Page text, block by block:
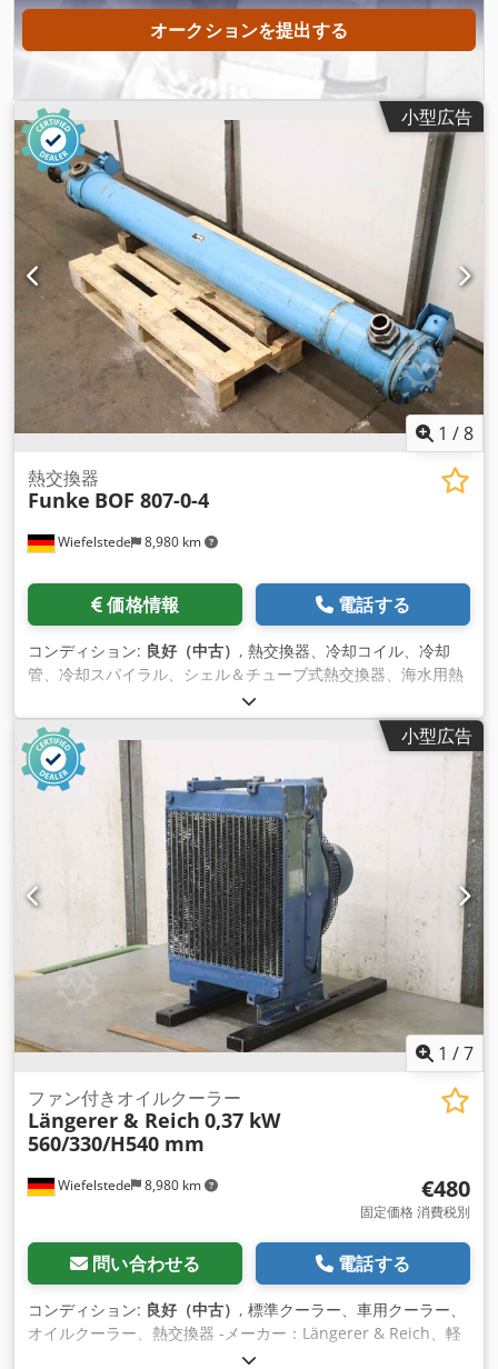
オークションを提出する
小型広告
1 /8
Wiefelstede 8,980 km
熱交換器
Funke BOF 807-0-4
価格情報 電話する
コンディション: 良好（中古） , 熱交換器、冷却コイル、冷却
管、冷却スパイラル、シェル＆チューブ式熱交換器、海水用熱
交換器 Crjdowu S Tfopfx Aa Esf - メーカー：Funke、シェル＆
チューブ式熱交換器 - 型式：BOF 807-0-4 - 内容量：シェル部
（青銅）35.6L / チューブ部（銅）15.3L - 最高運転過圧：16 /
10 bar - 寸法：2480/360/H350 mm - 重量：236 kg
小型広告
1 /7
Wiefelstede 8,980 km
ファン付きオイルクーラー
Längerer & Reich 0,37 kW
560/330/H540 mm
€480
固定価格 消費税別
問い合わせる 電話する
コンディション: 良好（中古） , 標準クーラー、車用クーラー、
オイルクーラー、熱交換器 -メーカー：Längerer & Reich、軽
金属オイルクーラー -タイプ: 残念ながらタイプ指定はありませ